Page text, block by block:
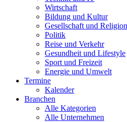
Wirtschaft
Bildung und Kultur
Gesellschaft und Religion
Politik
Reise und Verkehr
Gesundheit und Lifestyle
Sport und Freizeit
Energie und Umwelt
Termine
Kalender
Branchen
Alle Kategorien
Alle Unternehmen